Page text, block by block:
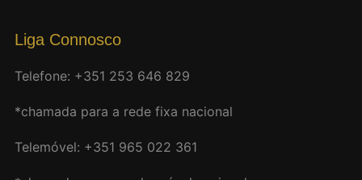
Liga Connosco
Telefone: +351 253 646 829
*chamada para a rede fixa nacional
Telemóvel: +351 965 022 361